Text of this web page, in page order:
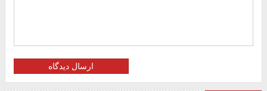
ارسال دیدگاه